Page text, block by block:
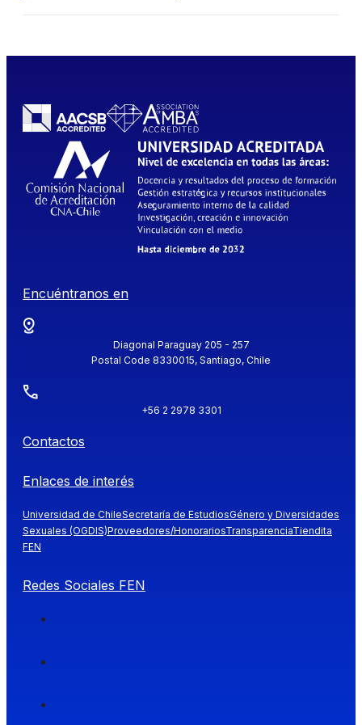
Encuéntranos en
Diagonal Paraguay 205 - 257
Postal Code 8330015, Santiago, Chile
+56 2 2978 3301
Contactos
Enlaces de interés
Universidad de ChileSecretaría de EstudiosGénero y Diversidades
Sexuales (OGDIS)Proveedores/HonorariosTransparenciaTiendita
FEN
Redes Sociales FEN